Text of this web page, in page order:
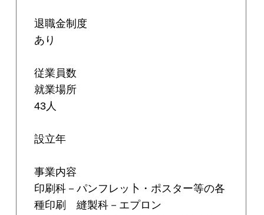
退職金制度
あり
従業員数
就業場所
43人
設立年
事業内容
印刷科－パンフレッ卜・ポスター等の各
種印刷 縫製科－エプロン